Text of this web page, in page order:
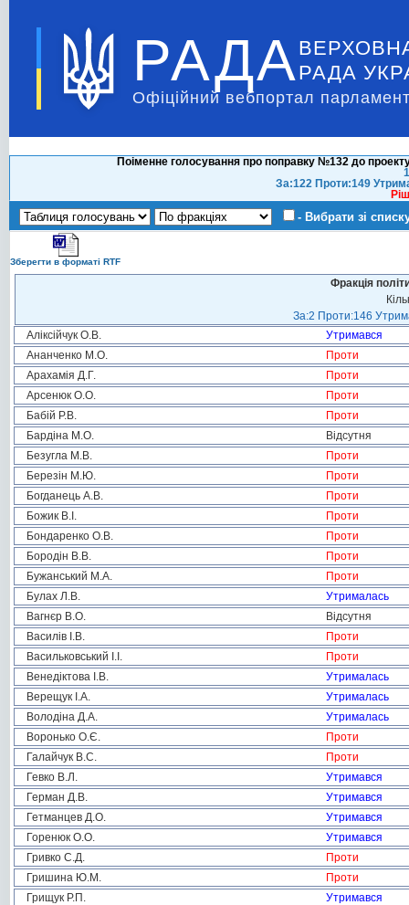
РАДА РАДА
Офіційний вебпортал
Поіменне голосування про поправку №132 до
За:122 Проти:149
- Вибрати зі
Зберегти в форматі RTF
Фракція
За:2 Проти:146
Аліксійчук О.В.
Утримався
Ананченко М.О.
Проти
Арахамія Д.Г.
Проти
Арсенюк О.О.
Проти
Бабій Р.В.
Проти
Бардіна М.О.
Відсутня
Безугла М.В.
Проти
Березін М.Ю.
Проти
Богданець А.В.
Проти
Божик В.І.
Проти
Бондаренко О.В.
Проти
Бородін В.В.
Проти
Бужанський М.А.
Проти
Булах Л.В.
Утрималась
Вагнєр В.О.
Відсутня
Василів І.В.
Проти
Васильковський І.І.
Проти
Венедіктова І.В.
Утрималась
Верещук І.А.
Утрималась
Володіна Д.А.
Утрималась
Воронько О.Є.
Проти
Галайчук В.С.
Проти
Гевко В.Л.
Утримався
Герман Д.В.
Утримався
Гетманцев Д.О.
Утримався
Горенюк О.О.
Утримався
Гривко С.Д.
Проти
Гришина Ю.М.
Проти
Грищук Р.П.
Утримався